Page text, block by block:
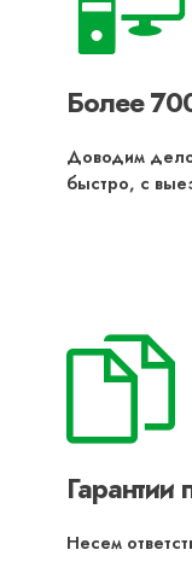
Более
Доводим
быстро, с
Гарантии
Несем